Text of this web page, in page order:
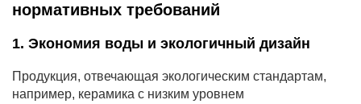
нормативных требований
1. Экономия воды и экологичный дизайн
Продукция, отвечающая экологическим стандартам,
например, керамика с низким уровнем